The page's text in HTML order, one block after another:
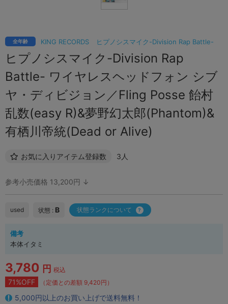
KING RECORDS ヒプノシスマイク-Division Rap Battle-
全年齢
ヒプノシスマイク-Division Rap
Battle- ワイヤレスヘッドフォン シブ
ヤ・ディビジョン／Fling Posse 飴村
乱数(easy R)&夢野幻太郎(Phantom)&
有栖川帝統(Dead or Alive)
お気に入りアイテム登録数 3人
参考小売価格 13,200円 ↓
used 状態 : B 状態ランクについて
備考
本体イタミ
3,780 円 税込
71%OFF （定価との差額 9,420円）
5,000円以上のお買い上げで送料無料！